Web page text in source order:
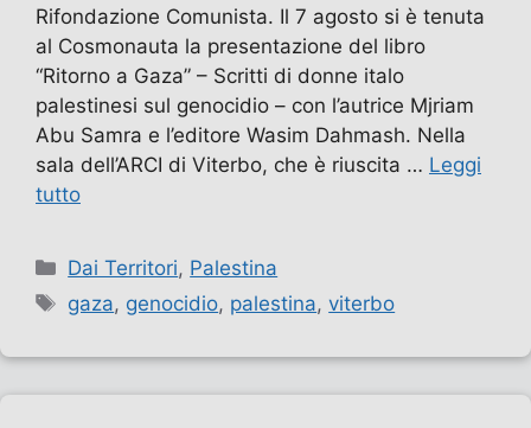
Rifondazione Comunista. Il 7 agosto si è tenuta
al Cosmonauta la presentazione del libro
“Ritorno a Gaza” – Scritti di donne italo
palestinesi sul genocidio – con l’autrice Mjriam
Abu Samra e l’editore Wasim Dahmash. Nella
sala dell’ARCI di Viterbo, che è riuscita … Leggi
tutto
Categorie
Dai Territori, Palestina
Tag
gaza, genocidio, palestina,viterbo